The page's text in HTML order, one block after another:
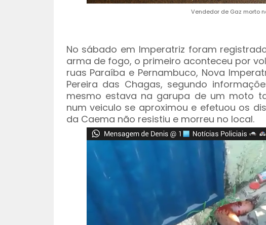
Vendedor de Gaz morto
No sábado em Imperatriz foram
arma de fogo, o primeiro aconteceu por
ruas Paraíba e Pernambuco, Nova
Pereira das Chagas, segundo
mesmo estava na garupa de um moto
num veiculo se aproximou e efetuou os
da Caema não resistiu e morreu no local.